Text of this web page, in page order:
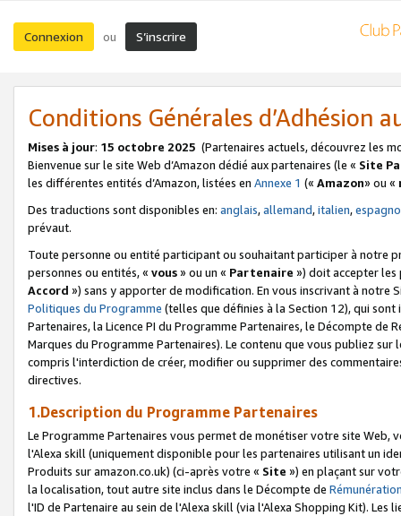
Connexion ou S’inscrire
Conditions Générales d’Adhésion
Mises à jour: 15 octobre 2025 (Partenaires actuels, découvrez les
Bienvenue sur le site Web d’Amazon dédié aux partenaires (le « Site
les différentes entités d’Amazon, listées en Annexe 1 (« Amazon» ou «
Des traductions sont disponibles en: anglais,allemand,italien,
prévaut.
Toute personne ou entité participant ou souhaitant participer à notre
personnes ou entités, « vous» ou un « Partenaire ») doit accepter les
Accord ») sans y apporter de modification. En vous inscrivant à notre
Politiques du Programme (telles que définies à la Section 12), qui
Partenaires, la Licence PI du Programme Partenaires, le Décompte de
Marques du Programme Partenaires). Le contenu que vous publiez
compris l'interdiction de créer, modifier ou supprimer des
directives.
1.Description du Programme Partenaires
Le Programme Partenaires vous permet de monétiser votre site Web,
l'Alexa skill (uniquement disponible pour les partenaires utilisant un
Produits sur amazon.co.uk) (ci-après votre « Site ») en plaçant sur
la localisation, tout autre site inclus dans le Décompte de
l'ID de Partenaire au sein de l'Alexa skill (via l'Alexa Shopping Kit).